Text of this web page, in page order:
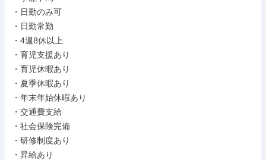
・日勤のみ可
・日勤常勤
・4週8休以上
・育児支援あり
・育児休暇あり
・夏季休暇あり
・年末年始休暇あり
・交通費支給
・社会保険完備
・研修制度あり
・昇給あり